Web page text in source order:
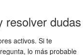
resolver dudas
activos. Si te
lo más probable